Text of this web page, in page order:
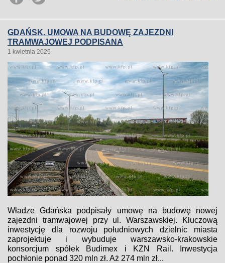
GDAŃSK. UMOWA NA BUDOWĘ ZAJEZDNI
TRAMWAJOWEJ PODPISANA
1 kwietnia 2026
Władze Gdańska podpisały umowę na budowę nowej
zajezdni tramwajowej przy ul. Warszawskiej. Kluczową
inwestycję dla rozwoju południowych dzielnic miasta
zaprojektuje i wybuduje warszawsko-krakowskie
konsorcjum spółek Budimex i KZN Rail. Inwestycja
pochłonie ponad 320 mln zł. Aż 274 mln zł...